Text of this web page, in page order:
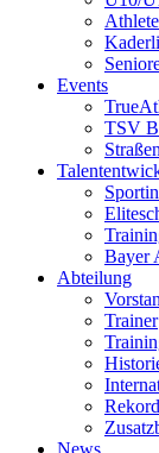
Events
TSV
Bayer
Abteilung
Trainer
News